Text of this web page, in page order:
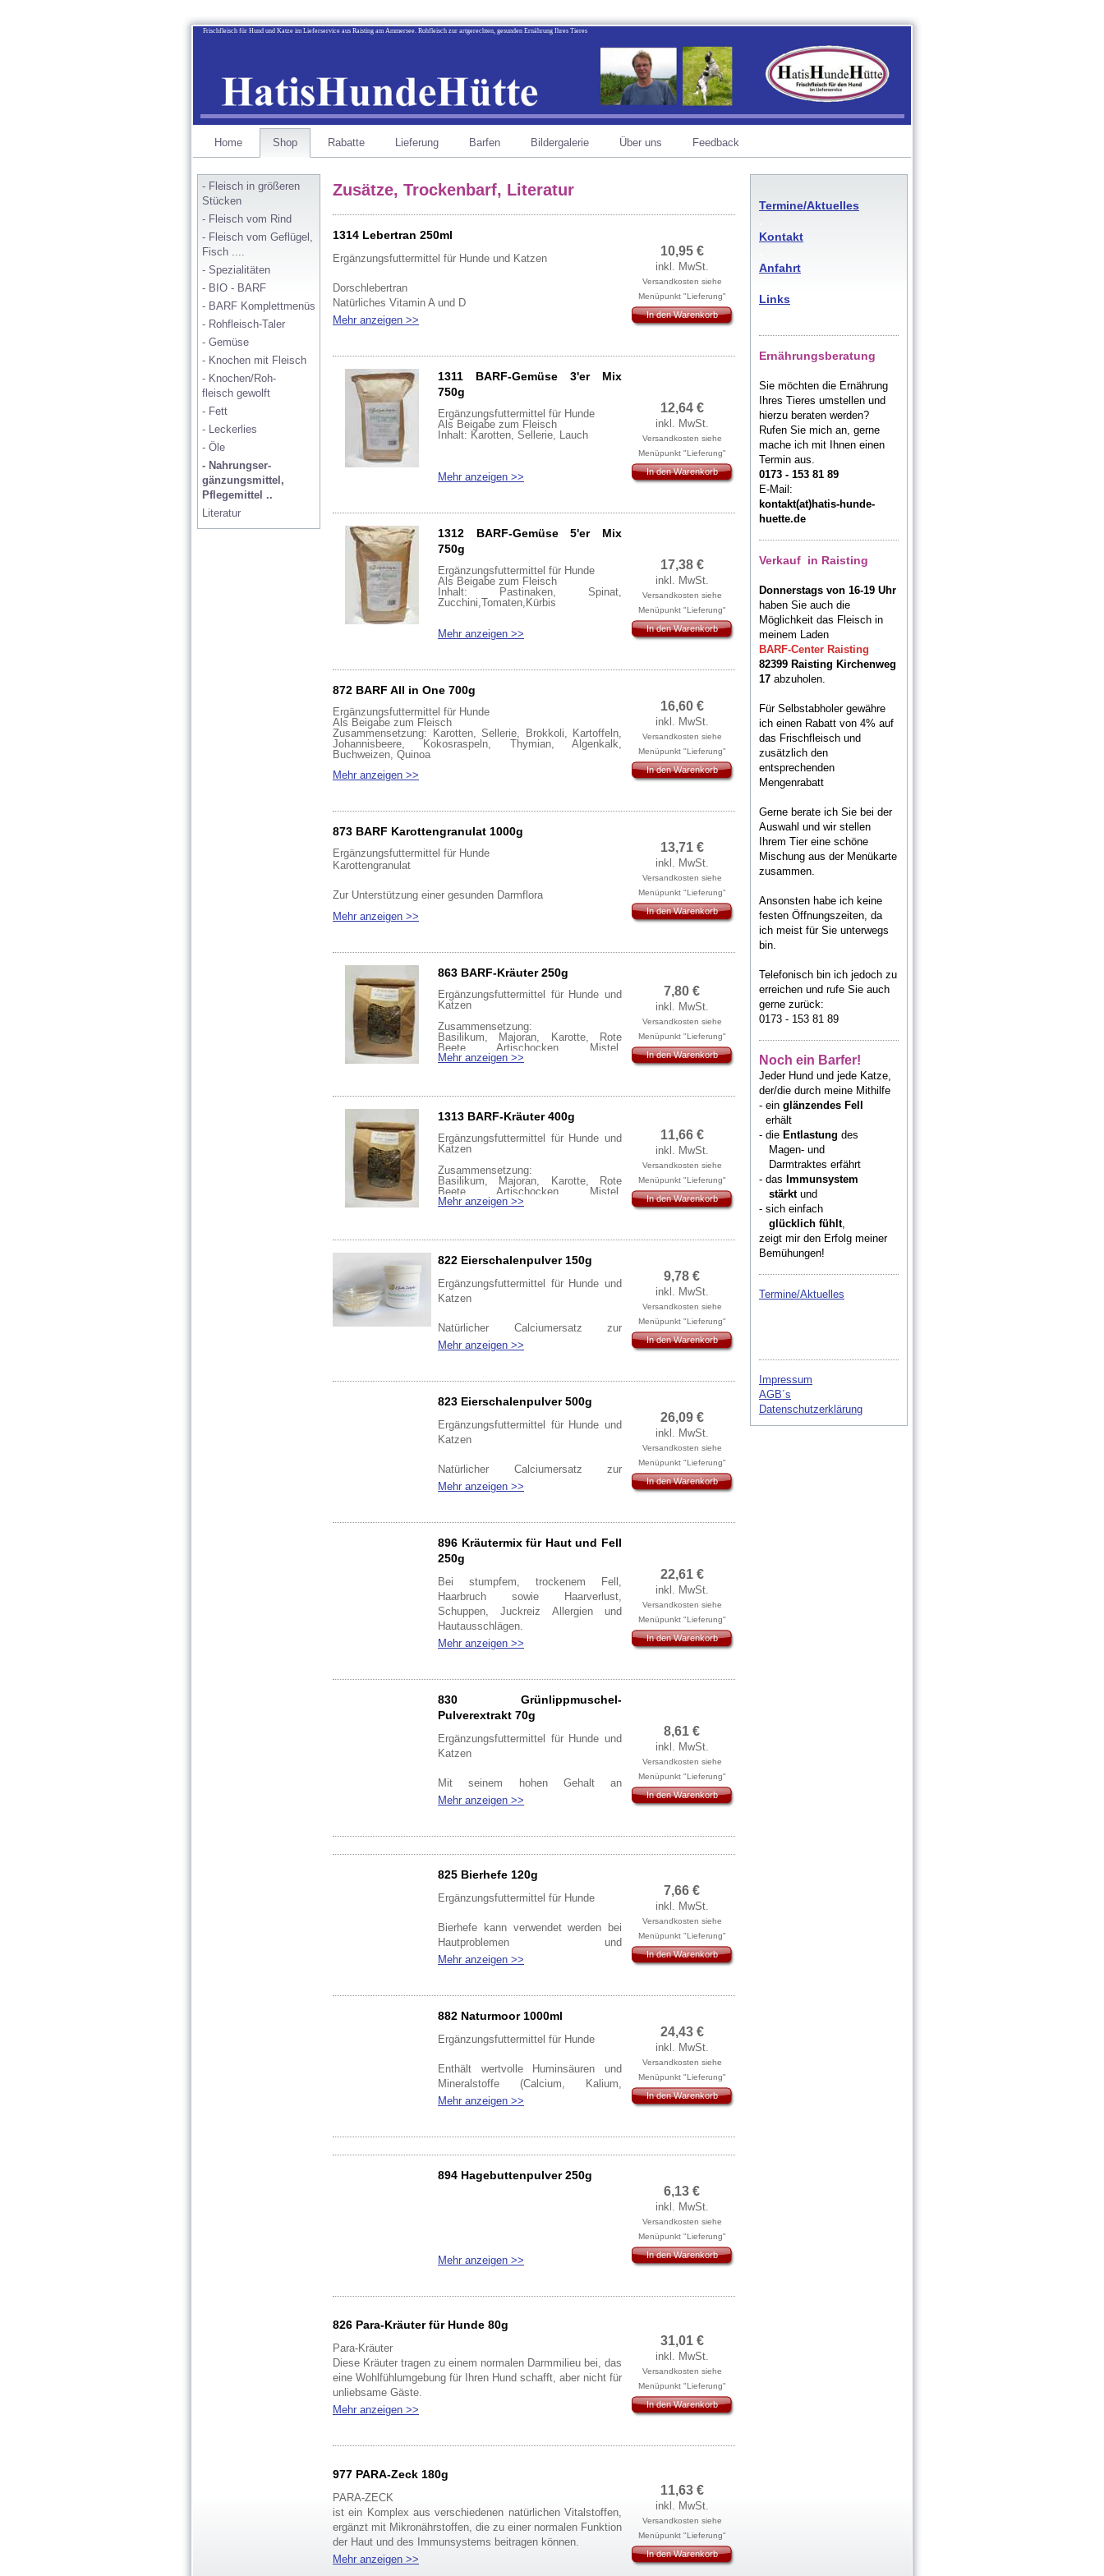
Frischfleisch für Hund und Katze im Lieferservice aus Raisting am Ammersee. Rohfleisch zur artgerechten, gesunden Ernährung Ihres Tieres
Home Shop Rabatte Lieferung Barfen Bildergalerie Über uns Feedback
- Fleisch in größeren
Stücken
- Fleisch vom Rind
- Fleisch vom Geflügel,
Fisch ....
- Spezialitäten
- BIO - BARF
- BARF Komplettmenüs
- Rohfleisch-Taler
- Gemüse
- Knochen mit Fleisch
- Knochen/Roh-
fleisch gewolft
- Fett
- Leckerlies
- Öle
- Nahrungser-
gänzungsmittel,
Pflegemittel ..
Literatur
Zusätze, Trockenbarf, Literatur
10,95€
inkl. MwSt.
Versandkosten siehe
Menüpunkt "Lieferung"
In den Warenkorb
1314 Lebertran 250ml
Ergänzungsfuttermittel für Hunde und Katzen
Dorschlebertran
Natürliches Vitamin A und D
Hoher Gehalt an essentiellen Omega-3-Fettsäuren
kl. Hunde/Katze - 1/2-1 Teelöffel/Tag
mittelgr. Hunde - 1 Teelöffel/Tag
sehr gr. Hunde - 1-2 Esslöffel/Tag
Ingredienz: Omega 3: 25%
Rohfett 100 %
Mehr anzeigen >>
12,64€
inkl. MwSt.
Versandkosten siehe
Menüpunkt "Lieferung"
In den Warenkorb
1311 BARF-Gemüse 3'er Mix
750g
Ergänzungsfuttermittel für Hunde
Als Beigabe zum Fleisch
Inhalt: Karotten, Sellerie, Lauch
Mehr anzeigen >>
17,38€
inkl. MwSt.
Versandkosten siehe
Menüpunkt "Lieferung"
In den Warenkorb
1312 BARF-Gemüse 5'er Mix
750g
Ergänzungsfuttermittel für Hunde
Als Beigabe zum Fleisch
Inhalt: Pastinaken, Spinat,
Zucchini,Tomaten,Kürbis
Mehr anzeigen >>
16,60€
inkl. MwSt.
Versandkosten siehe
Menüpunkt "Lieferung"
In den Warenkorb
872 BARF All in One 700g
Ergänzungsfuttermittel für Hunde
Als Beigabe zum Fleisch
Zusammensetzung: Karotten, Sellerie, Brokkoli, Kartoffeln,
Johannisbeere, Kokosraspeln, Thymian, Algenkalk,
Buchweizen, Quinoa
Mehr anzeigen >>
13,71€
inkl. MwSt.
Versandkosten siehe
Menüpunkt "Lieferung"
In den Warenkorb
873 BARF Karottengranulat 1000g
Ergänzungsfuttermittel für Hunde
Karottengranulat
Zur Unterstützung einer gesunden Darmflora
Dosierung:
kl. Hund 1 Teelöfel, mittler. Hund 2 Teelöffel, gr. Hund 1
Esslöffel
mit warmen Wasser vermengen und direkt zu jeder Mahlzeit
geben.
Zusammensetzung:
100% Karotten, gemahlen
Mehr anzeigen >>
7,80 €
inkl. MwSt.
Versandkosten siehe
Menüpunkt "Lieferung"
In den Warenkorb
863 BARF-Kräuter 250g
Ergänzungsfuttermittel für Hunde und
Katzen
Zusammensetzung:
Basilikum, Majoran, Karotte, Rote
Beete, Artischocken, Mistel,
Schwarzkümmel, Brennnessel, Aronia,
Mehr anzeigen >>
11,66€
inkl. MwSt.
Versandkosten siehe
Menüpunkt "Lieferung"
In den Warenkorb
1313 BARF-Kräuter 400g
Ergänzungsfuttermittel für Hunde und
Katzen
Zusammensetzung:
Basilikum, Majoran, Karotte, Rote
Beete, Artischocken, Mistel,
Schwarzkümmel, Brennnessel, Aronia,
Mehr anzeigen >>
9,78 €
inkl. MwSt.
Versandkosten siehe
Menüpunkt "Lieferung"
In den Warenkorb
822 Eierschalenpulver 150g
Ergänzungsfuttermittel für Hunde und
Katzen
Natürlicher Calciumersatz zur
Bedarfsabdeckung bei geringer oder
Mehr anzeigen >>
26,09€
inkl. MwSt.
Versandkosten siehe
Menüpunkt "Lieferung"
In den Warenkorb
823 Eierschalenpulver 500g
Ergänzungsfuttermittel für Hunde und
Katzen
Natürlicher Calciumersatz zur
Bedarfsabdeckung bei geringer oder
Mehr anzeigen >>
22,61€
inkl. MwSt.
Versandkosten siehe
Menüpunkt "Lieferung"
In den Warenkorb
896 Kräutermix für Haut und Fell
250g
Bei stumpfem, trockenem Fell,
Haarbruch sowie Haarverlust,
Schuppen, Juckreiz Allergien und
Hautausschlägen.
Der Kräutermix sorgt für eine optimale
Zusammensetzung:
Bierhefe, Algenkalk, Sanddorn,
Ginkoblätter,
Spirulina
Mehr anzeigen >>
8,61 €
inkl. MwSt.
Versandkosten siehe
Menüpunkt "Lieferung"
In den Warenkorb
830 Grünlippmuschel-
Pulverextrakt 70g
Ergänzungsfuttermittel für Hunde und
Katzen
Mit seinem hohen Gehalt an
Glukosaminglykanen unterstützend
Katzen: Zur natürlichen
Bedarfsabdeckung von Taurin.
Mehr anzeigen >>
7,66 €
inkl. MwSt.
Versandkosten siehe
Menüpunkt "Lieferung"
In den Warenkorb
825 Bierhefe 120g
Ergänzungsfuttermittel für Hunde
Bierhefe kann verwendet werden bei
Hautproblemen und
Hautpilzerkrankungen.
Mehr anzeigen >>
24,43€
inkl. MwSt.
Versandkosten siehe
Menüpunkt "Lieferung"
In den Warenkorb
882 Naturmoor 1000ml
Ergänzungsfuttermittel für Hunde
Enthält wertvolle Huminsäuren und
Mineralstoffe (Calcium, Kalium,
Magnesium)
Abwehrkräfte zu stärken und die
Verdauung anzuregen
Mehr anzeigen >>
6,13 €
inkl. MwSt.
Versandkosten siehe
Menüpunkt "Lieferung"
In den Warenkorb
894 Hagebuttenpulver 250g
Mehr anzeigen >>
31,01€
inkl. MwSt.
Versandkosten siehe
Menüpunkt "Lieferung"
In den Warenkorb
826 Para-Kräuter für Hunde 80g
Para-Kräuter
Diese Kräuter tragen zu einem normalen Darmmilieu bei, das
eine Wohlfühlumgebung für Ihren Hund schafft, aber nicht für
unliebsame Gäste.
Ideal für den Waldspaziergang.
Analytische Werte
Rohfaser 14,9 %, Rohprotein 14,2 %, Rohasche 10,9 %,
Feuchtigkeit 8,5 %, Rohfett 3,4 %
Dosierung
kleiner Hund 1 TL
mittlerer Hund 1 1/2 TL
Mehr anzeigen >>
11,63€
inkl. MwSt.
Versandkosten siehe
Menüpunkt "Lieferung"
In den Warenkorb
977 PARA-Zeck 180g
PARA-ZECK
ist ein Komplex aus verschiedenen natürlichen Vitalstoffen,
ergänzt mit Mikronährstoffen, die zu einer normalen Funktion
der Haut und des Immunsystems beitragen können.
Ein Befall durch Zecken steht häufig im Zusammenhang mit
Mehr anzeigen >>
Termine/Aktuelles
Kontakt
Anfahrt
Links
Ernährungsberatung
Sie möchten die Ernährung
Ihres Tieres umstellen und
hierzu beraten werden?
Rufen Sie mich an, gerne
mache ich mit Ihnen einen
Termin aus.
0173 - 153 81 89
E-Mail:
kontakt(at)hatis-hunde-
huette.de
Verkauf in Raisting
Donnerstags von 16-19 Uhr
haben Sie auch die
Möglichkeit das Fleisch in
meinem Laden
BARF-Center Raisting
82399 Raisting Kirchenweg
17 abzuholen.
Für Selbstabholer gewähre
ich einen Rabatt von 4% auf
das Frischfleisch und
zusätzlich den
entsprechenden
Mengenrabatt
Gerne berate ich Sie bei der
Auswahl und wir stellen
Ihrem Tier eine schöne
Mischung aus der Menükarte
zusammen.
Ansonsten habe ich keine
festen Öffnungszeiten, da
ich meist für Sie unterwegs
bin.
Telefonisch bin ich jedoch zu
erreichen und rufe Sie auch
gerne zurück:
0173 - 153 81 89
Noch ein Barfer!
Jeder Hund und jede Katze,
der/die durch meine Mithilfe
- ein glänzendes Fell
erhält
- die Entlastung des
Magen- und
Darmtraktes erfährt
- das Immunsystem
stärktund
- sich einfach
glücklich fühlt,
zeigt mir den Erfolg meiner
Bemühungen!
Termine/Aktuelles
Impressum
AGB´s
Datenschutzerklärung